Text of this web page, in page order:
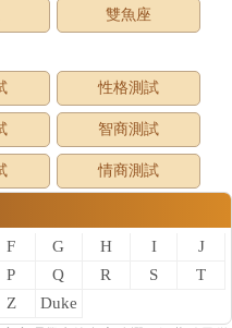
雙魚座
性格測試
智商測試
情商測試
F G H I
J
P Q R S
T
Z
Duke